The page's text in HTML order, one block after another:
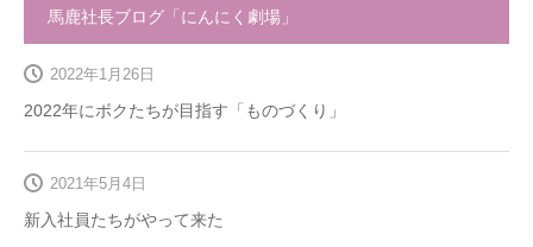
馬鹿社長ブログ「にんにく劇場」
2022年にボクたちが目指す「ものづくり」
2022年1月26日
新入社員たちがやって来た
2021年5月4日